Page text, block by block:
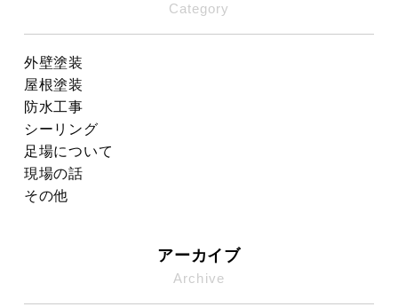
Category
外壁塗装
屋根塗装
防水工事
シーリング
足場について
現場の話
その他
アーカイブ
Archive